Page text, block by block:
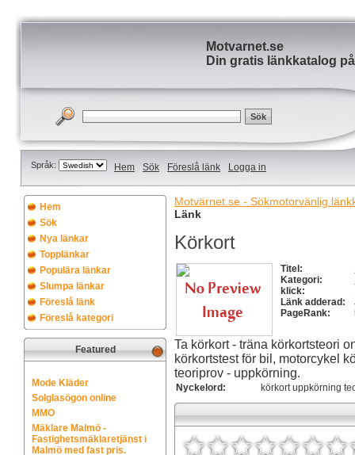
Motvarnet.se
Din gratis länkkatalog
Språk: Hem Sök Föreslå länk Logga in
Hem
Sök
Nya länkar
Topplänkar
Populära länkar
Slumpa länkar
Föreslå länk
Föreslå kategori
Featured
Mode Kläder
Solglasögon online
MMO
Mäklare Malmö -
Fastighetsmäklaretjänst i
Malmö med fast pris.
Motvärnet.se - Sökmotorvänlig
Länk
Körkort
Titel:
Kategori:
klick:
Länk adderad:
PageRank:
Ta körkort - träna körkortsteori
körkortstest för bil, motorcykel
teoriprov - uppkörning.
Nyckelord: körkort uppkörning